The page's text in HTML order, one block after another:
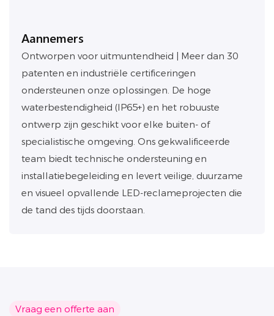
Aannemers
Ontworpen voor uitmuntendheid | Meer dan 30
patenten en industriële certificeringen
ondersteunen onze oplossingen. De hoge
waterbestendigheid (IP65+) en het robuuste
ontwerp zijn geschikt voor elke buiten- of
specialistische omgeving. Ons gekwalificeerde
team biedt technische ondersteuning en
installatiebegeleiding en levert veilige, duurzame
en visueel opvallende LED-reclameprojecten die
de tand des tijds doorstaan.
Vraag een offerte aan